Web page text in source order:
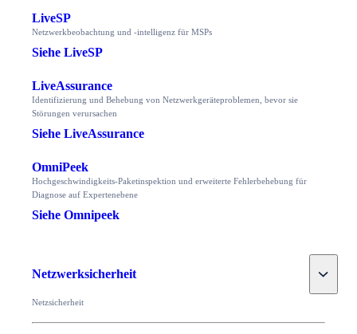
LiveSP
Netzwerkbeobachtung und -intelligenz für MSPs
Siehe LiveSP
LiveAssurance
Identifizierung und Behebung von Netzwerkgeräteproblemen, bevor sie
Störungen verursachen
Siehe LiveAssurance
OmniPeek
Hochgeschwindigkeits-Paketinspektion und erweiterte Fehlerbehebung für
Diagnose auf Expertenebene
Siehe Omnipeek
Netzwerksicherheit Toggle
Netzsicherheit